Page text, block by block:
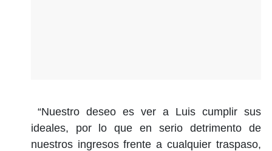
“Nuestro deseo es ver a Luis cumplir sus
ideales, por lo que en serio detrimento de
nuestros ingresos frente a cualquier traspaso,